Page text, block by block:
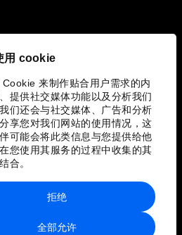
用 cookie
来制作贴合用户需求的内
提供社交媒体功能以及分析我们
们还会与社交媒体、广告和分析
享您对我们网站的使用情况，这
可能会将此类信息与您提供给他
您使用其服务的过程中收集的其
合。
全部允许
拒绝